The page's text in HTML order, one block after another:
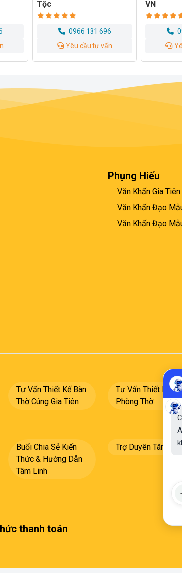
VN
0966 181 696
Yêu cầu tư vấn
Làng Và
Phụng Hiếu
Văn Khấn Gia Tiên
Văn Khấn Đạo
Văn Khấn Đạo
Tư Vấn Thiết Kế Bàn
Thờ Cúng Gia Tiên
Tư Vấn Thiết Kế
Phòng Thờ
Buổi Chia Sẻ Kiến
Thức & Hướng Dẫn
Tâm Linh
Trợ Duyên Tâm
thanh toán